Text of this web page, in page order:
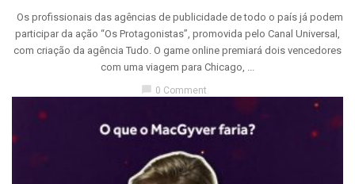
Os profissionais das agências de publicidade de todo o país já podem
participar da ação “Os Protagonistas”, promovida pelo Canal Universal,
com criação da agência Tudo. O game online premiará dois vencedores
com uma viagem para Chicago, ...
chat_bubble 0 Comment